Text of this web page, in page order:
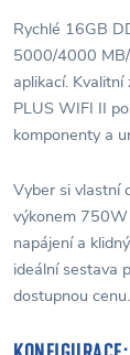
Rychlé 16GB
5000/4000 MB/
aplikací.
PLUS WIFI II
komponenty a
Vyber si vlastní
výkonem
napájení a
ideální sestava
dostupnou cenu.